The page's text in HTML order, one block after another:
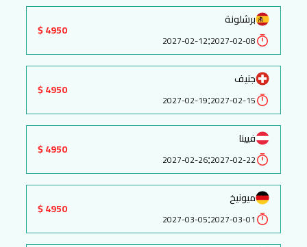
برشلونة
2027-02-08
:
2027-02-12
4950 $
جنيف
2027-02-15
:
2027-02-19
4950 $
فيينا
2027-02-22
:
2027-02-26
4950 $
ميونيخ
2027-03-01
:
2027-03-05
4950 $